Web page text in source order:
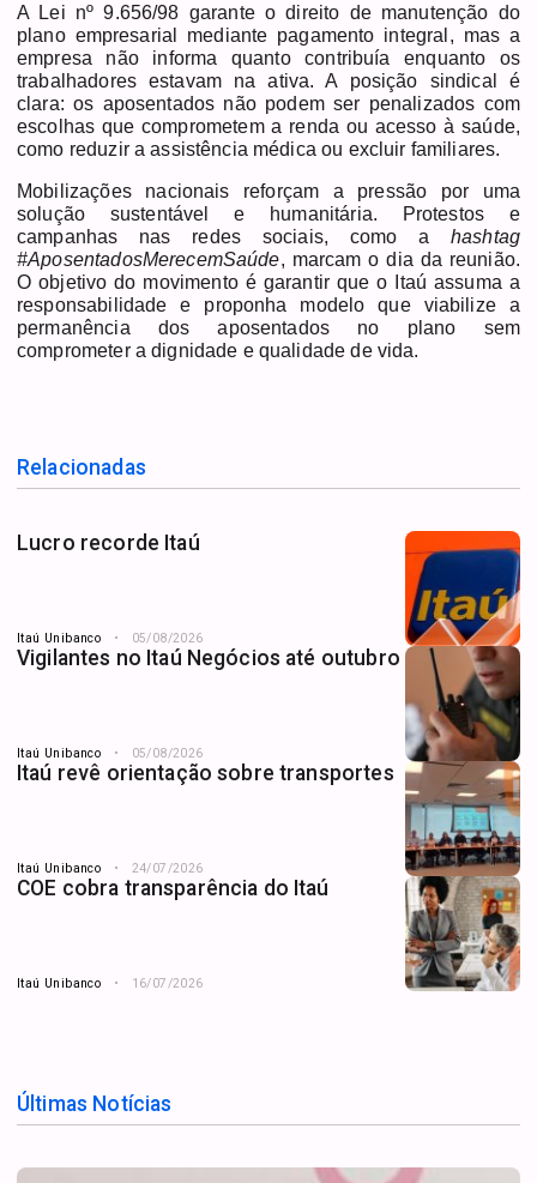
A Lei nº 9.656/98 garante o direito de manutenção do
plano empresarial mediante pagamento integral, mas a
empresa não informa quanto contribuía enquanto os
trabalhadores estavam na ativa. A posição sindical é
clara: os aposentados não podem ser penalizados com
escolhas que comprometem a renda ou acesso à saúde,
como reduzir a assistência médica ou excluir familiares.
Mobilizações nacionais reforçam a pressão por uma
solução sustentável e humanitária. Protestos e
campanhas nas redes sociais, como a hashtag
#AposentadosMerecemSaúde, marcam o dia da reunião.
O objetivo do movimento é garantir que o Itaú assuma a
responsabilidade e proponha modelo que viabilize a
permanência dos aposentados no plano sem
comprometer a dignidade e qualidade de vida.
Relacionadas
Lucro recorde Itaú
Itaú Unibanco 05/08/2026
Vigilantes no Itaú Negócios até outubro
Itaú Unibanco 05/08/2026
Itaú revê orientação sobre transportes
Itaú Unibanco 24/07/2026
COE cobra transparência do Itaú
Itaú Unibanco 16/07/2026
Últimas Notícias